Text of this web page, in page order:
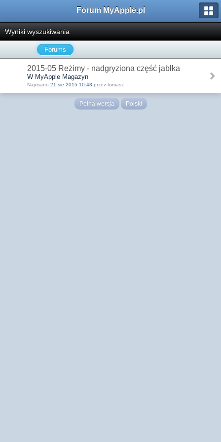
Forum MyApple.pl
Wyniki wyszukiwania
Forums
2015-05 Reżimy - nadgryziona część jabłka
W MyApple Magazyn
Napisano 21 sie 2015 10:43 przez tomasz
Pełna wersja Polski